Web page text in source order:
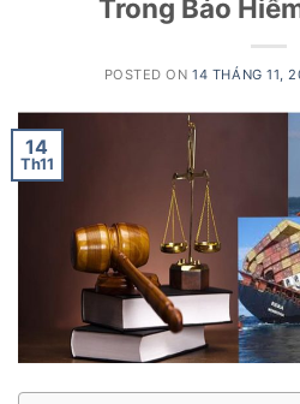
Trong Bảo
POSTED ON14 THÁNG 11,
14
Th11